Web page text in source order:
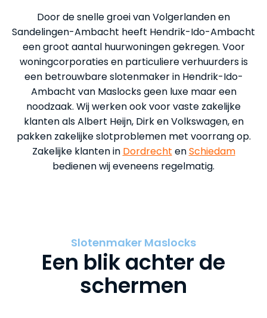
Door de snelle groei van Volgerlanden en
Sandelingen-Ambacht heeft Hendrik-Ido-Ambacht
een groot aantal huurwoningen gekregen. Voor
woningcorporaties en particuliere verhuurders is
een betrouwbare slotenmaker in Hendrik-Ido-
Ambacht van Maslocks geen luxe maar een
noodzaak. Wij werken ook voor vaste zakelijke
klanten als Albert Heijn, Dirk en Volkswagen, en
pakken zakelijke slotproblemen met voorrang op.
Zakelijke klanten in Dordrecht enSchiedam
bedienen wij eveneens regelmatig.
Slotenmaker Maslocks
Een blik achter de
schermen